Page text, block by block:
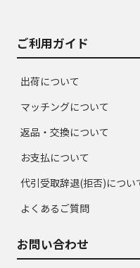
ご利用ガイド
出荷について
マッチングについて
返品・交換について
お支払について
代引受取辞退(拒否)につい
よくあるご質問
お問い合わせ